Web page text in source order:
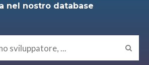
nel nostro database